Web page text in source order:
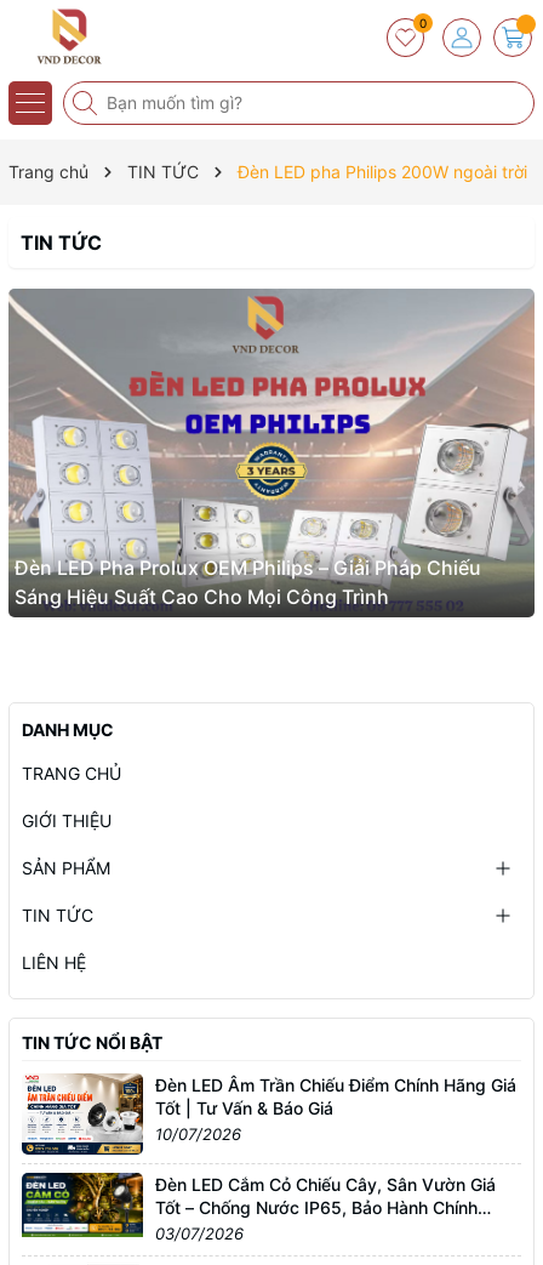
0
Trang chủ TIN TỨC Đèn LED pha Philips 200W ngoài trời
TIN TỨC
Đèn LED Pha Prolux OEM Philips – Giải Pháp Chiếu
Sáng Hiệu Suất Cao Cho Mọi Công Trình
DANH MỤC
TRANG CHỦ
GIỚI THIỆU
SẢN PHẨM
TIN TỨC
LIÊN HỆ
TIN TỨC NỔI BẬT
Đèn LED Âm Trần Chiếu Điểm Chính Hãng Giá
Tốt | Tư Vấn & Báo Giá
10/07/2026
Đèn LED Cắm Cỏ Chiếu Cây, Sân Vườn Giá
Tốt – Chống Nước IP65, Bảo Hành Chính
Hãng
03/07/2026